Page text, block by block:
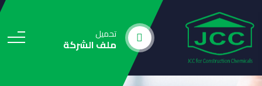
تحميل
ملف الشركة